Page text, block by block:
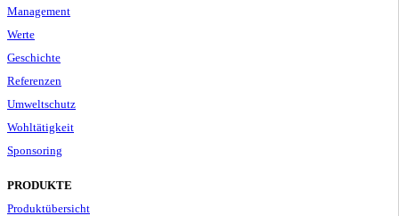
Management
Werte
Geschichte
Referenzen
Umweltschutz
Wohltätigkeit
Sponsoring
PRODUKTE
Produktübersicht